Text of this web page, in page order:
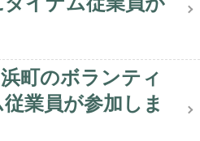
町のボランティ
業員が参加しま